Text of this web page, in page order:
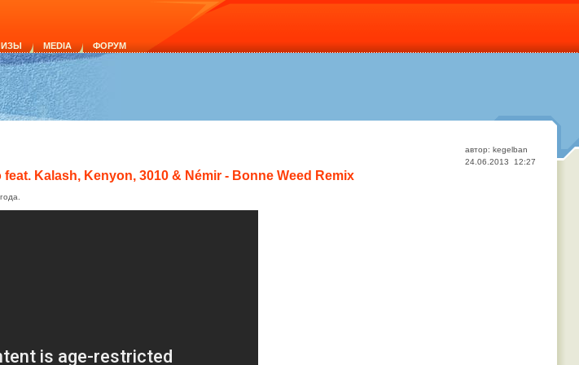
MEDIA ФОРУМ
автор: kegelban
24.06.2013 12:27
feat. Kalash, Kenyon, 3010 & Némir - Bonne Weed Remix